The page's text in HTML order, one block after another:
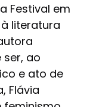
Festival em
literatura
ao
e ato de
Flávia